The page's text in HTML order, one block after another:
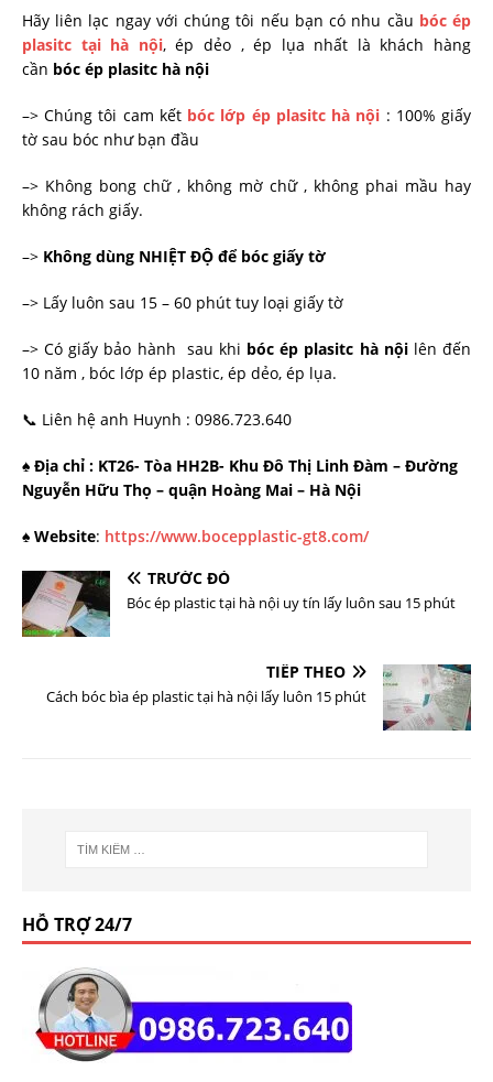
Hãy liên lạc ngay với chúng tôi nếu bạn có nhu cầu bóc ép
plasitc tại hà nội, ép dẻo , ép lụa nhất là khách hàng
cần bóc ép plasitc hà nội
–> Chúng tôi cam kết bóc lớp ép plasitc hà nội : 100% giấy
tờ sau bóc như bạn đầu
–> Không bong chữ , không mờ chữ , không phai mầu hay
không rách giấy.
–> Không dùng NHIỆT ĐỘ để bóc giấy tờ
–> Lấy luôn sau 15 – 60 phút tuy loại giấy tờ
–> Có giấy bảo hành sau khi bóc ép plasitc hà nộilên đến
10 năm , bóc lớp ép plastic, ép dẻo, ép lụa.
📞 Liên hệ anh Huynh : 0986.723.640
♠ Địa chỉ : KT26- Tòa HH2B- Khu Đô Thị Linh Đàm – Đường
Nguyễn Hữu Thọ – quận Hoàng Mai – Hà Nội
♠ Website: https://www.bocepplastic-gt8.com/
TRƯỚC ĐÓ
Bóc ép plastic tại hà nội uy tín lấy luôn sau 15 phút
TIẾP THEO
Cách bóc bìa ép plastic tại hà nội lấy luôn 15 phút
HỖ TRỢ 24/7